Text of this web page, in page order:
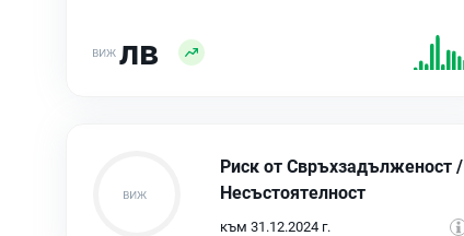
лв
Риск от Свръхзадълженост /
Несъстоятелност
към 31.12.2024 г.